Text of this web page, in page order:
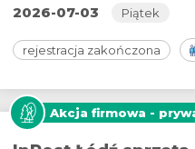
2026-07-03 Piątek
rejestracja zakończona
Akcja firmowa -